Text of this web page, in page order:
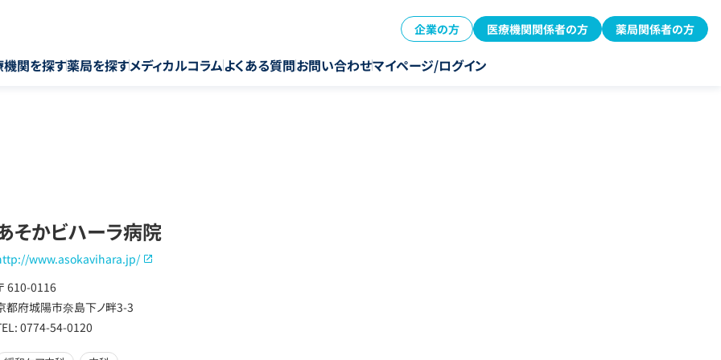
企業の方 医療機関関係者の方 薬局関係者の方
関を探す薬局を探すメディカルコラムよくある質問お問い合わせマイページ/ログイン
そかビハーラ病院
www.asokavihara.jp/
610-0116
都府城陽市奈島下ノ畔3-3
0774-54-0120